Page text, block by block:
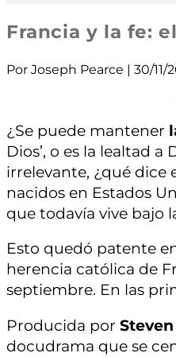
Francia y la fe:
Por Joseph Pearce | 30/11/
¿Se puede mantener
Dios’, o es la lealtad
irrelevante, ¿qué dice
nacidos en Estados
que todavía vive bajo
Esto quedó patente
herencia católica de
septiembre. En las
Producida por
docudrama que se